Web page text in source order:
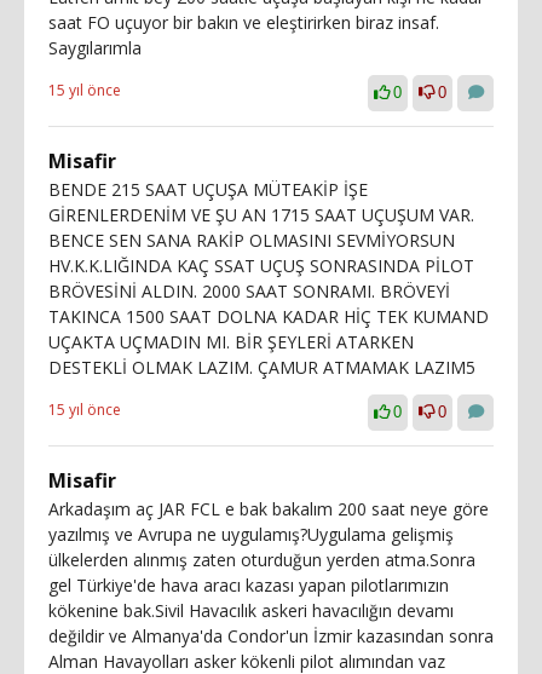
saat FO uçuyor bir bakın ve eleştirirken biraz insaf.
Saygılarımla
15 yıl önce 0 0
Misafir
BENDE 215 SAAT UÇUŞA MÜTEAKİP İŞE
GİRENLERDENİM VE ŞU AN 1715 SAAT UÇUŞUM VAR.
BENCE SEN SANA RAKİP OLMASINI SEVMİYORSUN
HV.K.K.LIĞINDA KAÇ SSAT UÇUŞ SONRASINDA PİLOT
BRÖVESİNİ ALDIN. 2000 SAAT SONRAMI. BRÖVEYİ
TAKINCA 1500 SAAT DOLNA KADAR HİÇ TEK KUMAND
UÇAKTA UÇMADIN MI. BİR ŞEYLERİ ATARKEN
DESTEKLİ OLMAK LAZIM. ÇAMUR ATMAMAK LAZIM5
15 yıl önce 0 0
Misafir
Arkadaşım aç JAR FCL e bak bakalım 200 saat neye göre
yazılmış ve Avrupa ne uygulamış?Uygulama gelişmiş
ülkelerden alınmış zaten oturduğun yerden atma.Sonra
gel Türkiye'de hava aracı kazası yapan pilotlarımızın
kökenine bak.Sivil Havacılık askeri havacılığın devamı
değildir ve Almanya'da Condor'un İzmir kazasından sonra
Alman Havayolları asker kökenli pilot alımından vaz